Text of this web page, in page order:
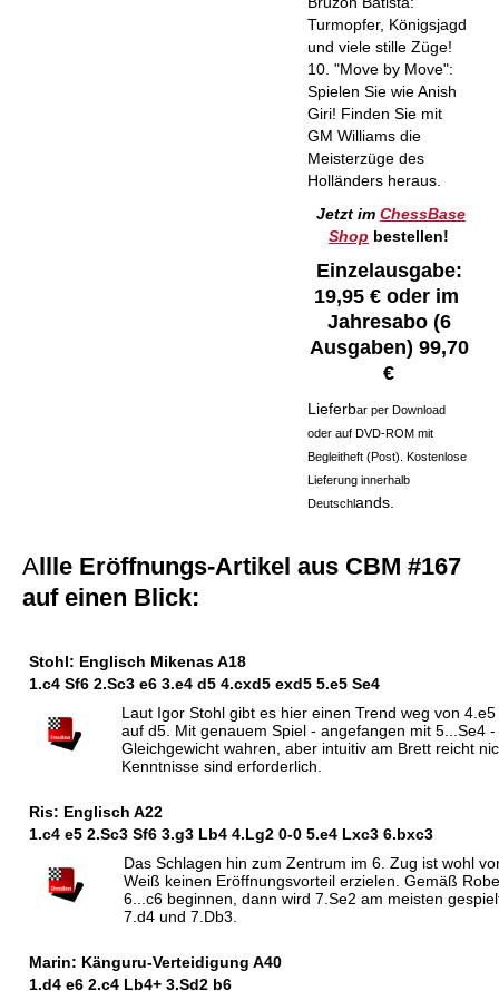
Turmopfer, Königsjagd
und viele stille Züge!
10. "Move by Move":
Spielen Sie wie Anish
Giri! Finden Sie mit
GM Williams die
Meisterzüge des
Holländers heraus.
Jetzt im ChessBase
Shop bestellen!
Einzelausgabe:
19,95 € oder im
Jahresabo (6
Ausgaben) 99,70
€
Lieferbar per Download
oder auf DVD-ROM mit
Begleitheft (Post). Kostenlose
Lieferung innerhalb
Deutschlands.
Allle Eröffnungs-Artikel aus CBM #167
auf einen Blick:
Stohl: Englisch Mikenas A18
1.c4 Sf6 2.Sc3 e6 3.e4 d5 4.cxd5 exd5 5.e5 Se4
Laut Igor Stohl gibt es hier einen Trend weg von
auf d5. Mit genauem Spiel - angefangen mit 5...Se4
Gleichgewicht wahren, aber intuitiv am Brett reicht
Kenntnisse sind erforderlich.
Ris: Englisch A22
1.c4 e5 2.Sc3 Sf6 3.g3 Lb4 4.Lg2 0-0 5.e4 Lxc3 6.bxc3
Das Schlagen hin zum Zentrum im 6. Zug ist wohl
Weiß keinen Eröffnungsvorteil erzielen. Gemäß
6...c6 beginnen, dann wird 7. Se2 am meisten
7.d4 und 7. Db3.
Marin: Känguru-Verteidigung A40
1.d4 e6 2.c4 Lb4+ 3.Sd2 b6